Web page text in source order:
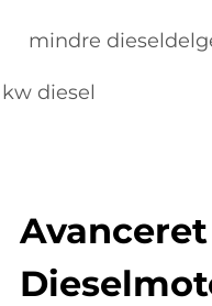
mindre
diesel
Avanceret